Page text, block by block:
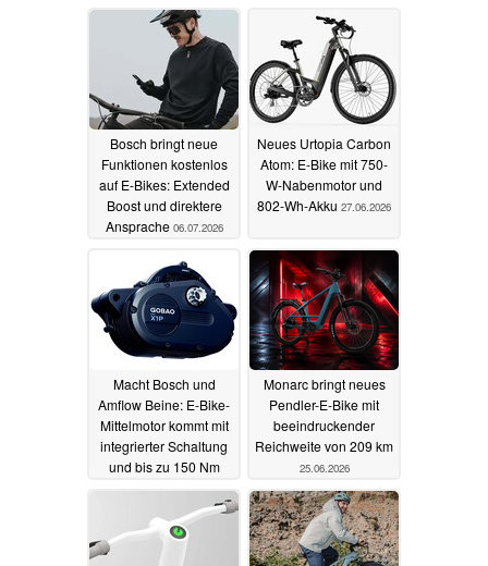
Bosch bringt neue
Funktionen kostenlos
auf E-Bikes: Extended
Boost und direktere
Ansprache 06.07.2026
Neues Urtopia Carbon
Atom: E-Bike mit 750-
W-Nabenmotor und
802-Wh-Akku 27.06.2026
Macht Bosch und
Amflow Beine: E-Bike-
Mittelmotor kommt mit
integrierter Schaltung
und bis zu 150 Nm
27.06.2026
Monarc bringt neues
Pendler-E-Bike mit
beeindruckender
Reichweite von 209 km
25.06.2026